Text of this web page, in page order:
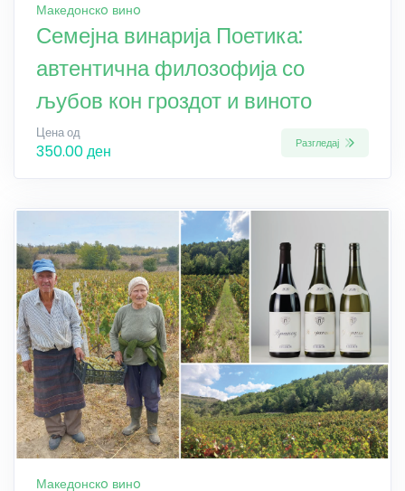
Македонскo винo
Семејна винарија Поетика:
автентична филозофија со
љубов кон гроздот и виното
Цена од
350.00 ден Разгледај
Македонскo винo